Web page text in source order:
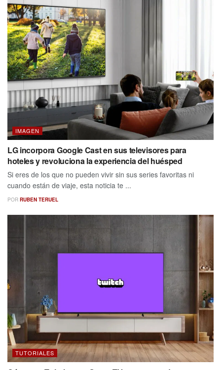
IMAGEN
LG incorpora Google Cast en sus televisores para
hoteles y revoluciona la experiencia del huésped
Si eres de los que no pueden vivir sin sus series favoritas ni
cuando están de viaje, esta noticia te ...
POR RUBEN TERUEL
TUTORIALES